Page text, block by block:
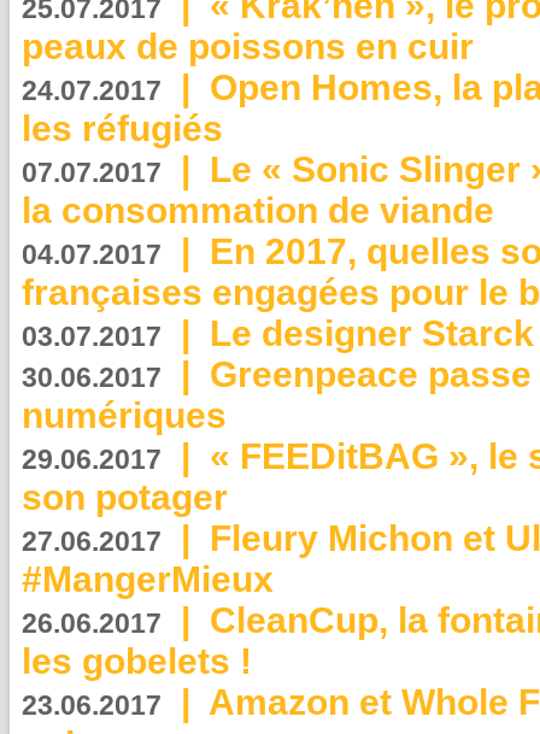
25.07.2017
peaux de poissons en cuir
24.07.2017 | Open Homes, la
les réfugiés
07.07.2017 | Le « Sonic Slinger
la consommation de viande
04.07.2017 | En 2017, quelles
françaises engagées pour le
03.07.2017 | Le designer
30.06.2017 | Greenpeace
numériques
29.06.2017 | « FEEDitBAG », le
son potager
27.06.2017 | Fleury Michon et
#MangerMieux
26.06.2017 | CleanCup, la
les gobelets !
23.06.2017 | Amazon et Whole